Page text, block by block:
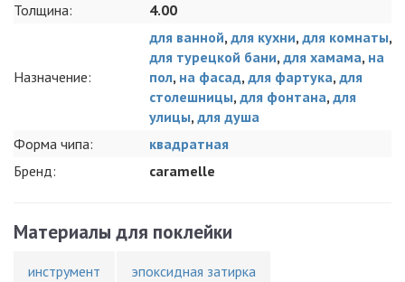
Толщина:
4.00
Назначение:
для ванной, для кухни, для комнаты,
для турецкой бани, для хамама, на
пол, на фасад, для фартука, для
столешницы, для фонтана, для
улицы, для душа
Форма чипа:
квадратная
Бренд:
caramelle
Материалы для поклейки
инструмент эпоксидная затирка